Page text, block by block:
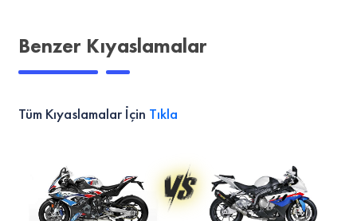
Benzer Kıyaslamalar
Tüm Kıyaslamalar İçin Tıkla